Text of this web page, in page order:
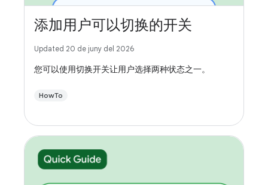
添加用户可以切换的开关
Updated 20 de juny del 2026
您可以使用切换开关让用户选择两种状态之一。
HowTo